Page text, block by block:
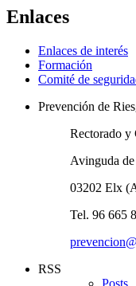
Enlaces
Enlaces de interés
Formación
Comité de
Prevención de
Rectorado y
Avinguda
03202 Elx
Tel. 96 665
RSS
Posts